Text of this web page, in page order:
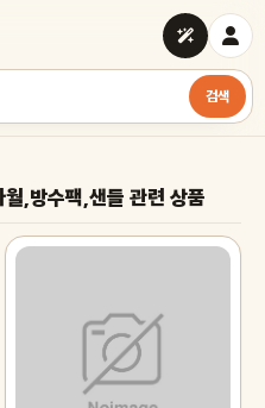
검색
수팩,샌들 관련 상품
,방수팩,샌들 관련 상품